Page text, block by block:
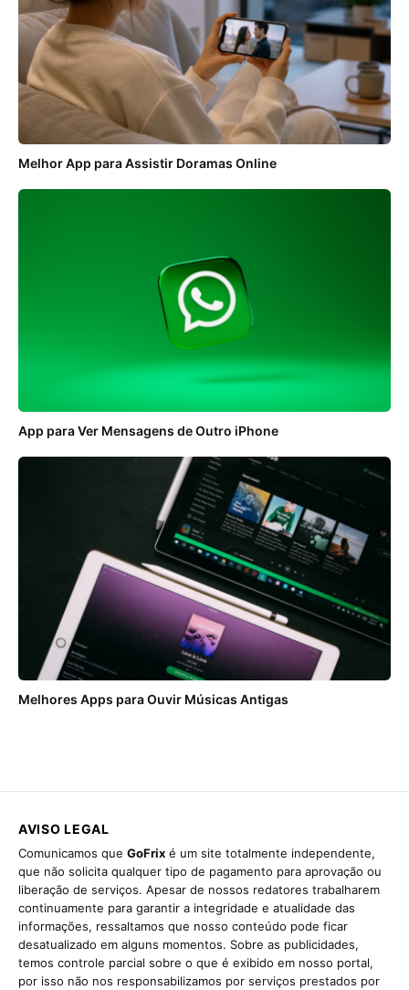
Melhor App para Assistir Doramas Online
App para Ver Mensagens de Outro iPhone
Melhores Apps para Ouvir Músicas Antigas
AVISO LEGAL
Comunicamos que GoFrix é um site totalmente independente,
que não solicita qualquer tipo de pagamento para aprovação ou
liberação de serviços. Apesar de nossos redatores trabalharem
continuamente para garantir a integridade e atualidade das
informações, ressaltamos que nosso conteúdo pode ficar
desatualizado em alguns momentos. Sobre as publicidades,
temos controle parcial sobre o que é exibido em nosso portal,
por isso não nos responsabilizamos por serviços prestados por